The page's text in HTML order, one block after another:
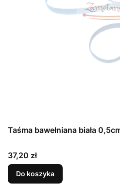
Taśma bawełniana biała
Cena
37,20 zł
Do koszyka